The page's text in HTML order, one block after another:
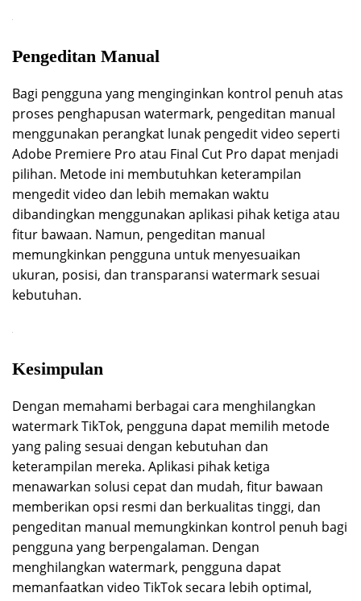
Pengeditan Manual
Bagi pengguna yang menginginkan kontrol penuh atas
proses penghapusan watermark, pengeditan manual
menggunakan perangkat lunak pengedit video seperti
Adobe Premiere Pro atau Final Cut Pro dapat menjadi
pilihan. Metode ini membutuhkan keterampilan
mengedit video dan lebih memakan waktu
dibandingkan menggunakan aplikasi pihak ketiga atau
fitur bawaan. Namun, pengeditan manual
memungkinkan pengguna untuk menyesuaikan
ukuran, posisi, dan transparansi watermark sesuai
kebutuhan.
Kesimpulan
Dengan memahami berbagai cara menghilangkan
watermark TikTok, pengguna dapat memilih metode
yang paling sesuai dengan kebutuhan dan
keterampilan mereka. Aplikasi pihak ketiga
menawarkan solusi cepat dan mudah, fitur bawaan
memberikan opsi resmi dan berkualitas tinggi, dan
pengeditan manual memungkinkan kontrol penuh bagi
pengguna yang berpengalaman. Dengan
menghilangkan watermark, pengguna dapat
memanfaatkan video TikTok secara lebih optimal,